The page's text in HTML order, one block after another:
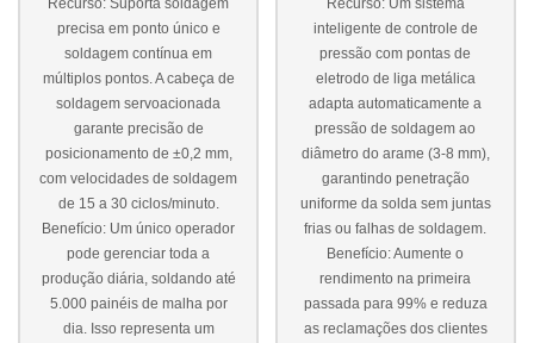
Recurso: Suporta soldagem
precisa em ponto único e
soldagem contínua em
múltiplos pontos. A cabeça de
soldagem servoacionada
garante precisão de
posicionamento de ±0,2 mm,
com velocidades de soldagem
de 15 a 30 ciclos/minuto.
Benefício: Um único operador
pode gerenciar toda a
produção diária, soldando até
5.000 painéis de malha por
dia. Isso representa um
Recurso: Um sistema
inteligente de controle de
pressão com pontas de
eletrodo de liga metálica
adapta automaticamente a
pressão de soldagem ao
diâmetro do arame (3-8 mm),
garantindo penetração
uniforme da solda sem juntas
frias ou falhas de soldagem.
Benefício: Aumente o
rendimento na primeira
passada para 99% e reduza
as reclamações dos clientes